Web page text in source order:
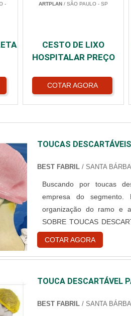
- ARTPLAN / SÃO PAULO - SP
CESTO DE LIXO
HOSPITALAR PREÇO
COTAR AGORA
TOUCAS
BEST FABRIL / SANTA
Buscando por toucas
empresa do segmento.
organização do ramo e
SOBRE TOUCAS
toucas descartáveis
encontrar o site da Best
hospitalar descartável e
COTAR AGORA
TOUCA DESCARTÁVEL
BEST FABRIL / SANTA